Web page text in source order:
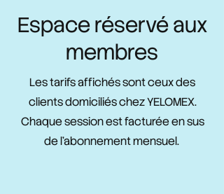
Espace réservé aux
membres
Les tarifs affichés sont ceux des
clients domiciliés chez YELOMEX.
Chaque session est facturée en sus
de l'abonnement mensuel.